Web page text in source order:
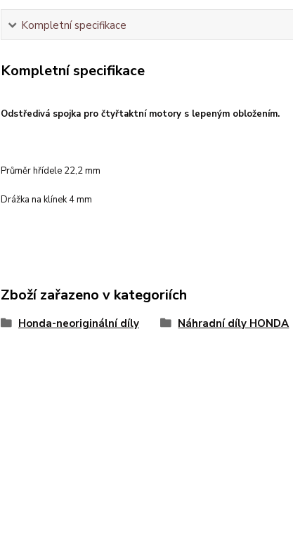
Kompletní specifikace
Kompletní specifikace
Odstředivá spojka pro čtyřtaktní motory s lepeným obložením.
Průměr hřídele 22,2 mm
Drážka na klínek 4 mm
Zboží zařazeno v kategoriích
Honda-neoriginální díly Náhradní díly HONDA